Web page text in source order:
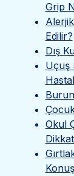
Grip
Edilir?
Dış
Uçuş
Burun
Okul